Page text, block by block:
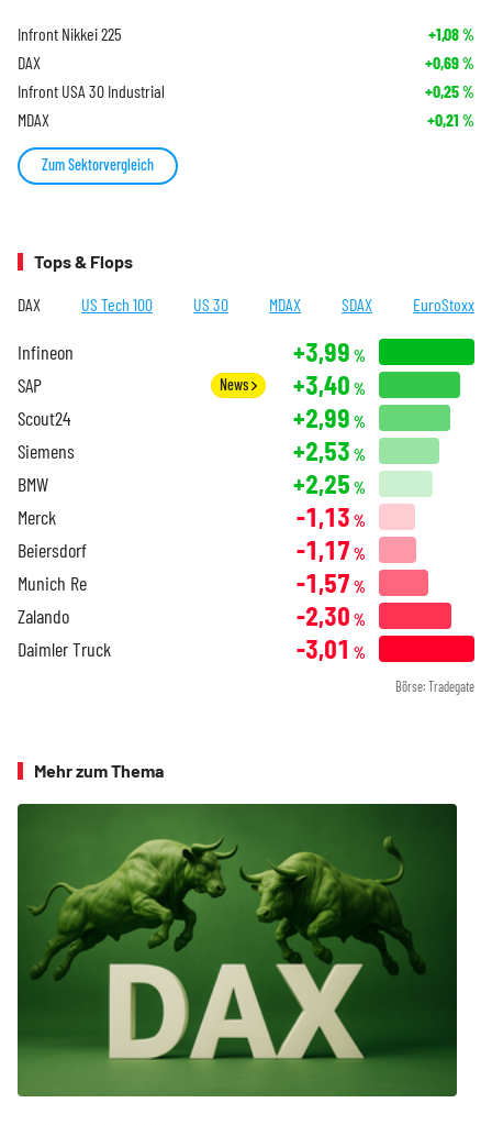
Infront Nikkei 225 +1,08%
DAX +0,69%
Infront USA 30 Industrial +0,25%
MDAX +0,21 %
Zum Sektorvergleich
Tops & Flops
DAX US Tech 100 US 30 MDAX SDAX EuroStoxx
Infineon +3,99 %
SAP News +3,40 %
Scout24 +2,99 %
Siemens +2,53 %
BMW +2,25 %
Merck -1,13 %
Beiersdorf -1,17 %
Munich Re -1,57 %
Zalando -2,30 %
Daimler Truck -3,01 %
Börse: Tradegate
Mehr zum Thema